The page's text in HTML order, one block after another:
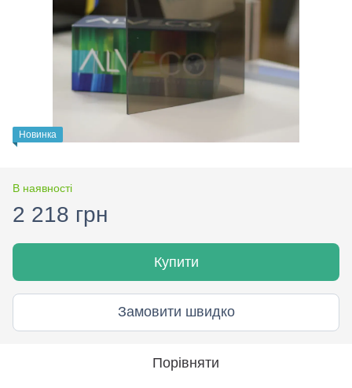
Новинка
В наявності
2 218 грн
Купити
Замовити швидко
Порівняти